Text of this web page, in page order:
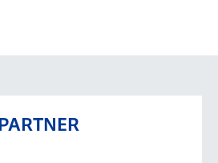
PARTNER